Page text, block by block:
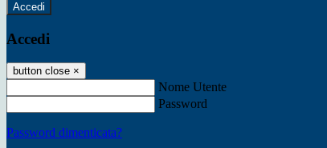
Accedi
Accedi
button close ×
Nome Utente
Password
Password dimenticata?